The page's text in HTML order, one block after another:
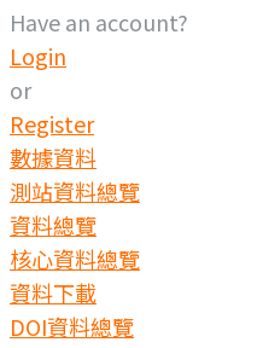
Have an account?
Login
or
Register
數據資料
測站資料總覽
資料總覽
核心資料總覽
資料下載
DOI資料總覽